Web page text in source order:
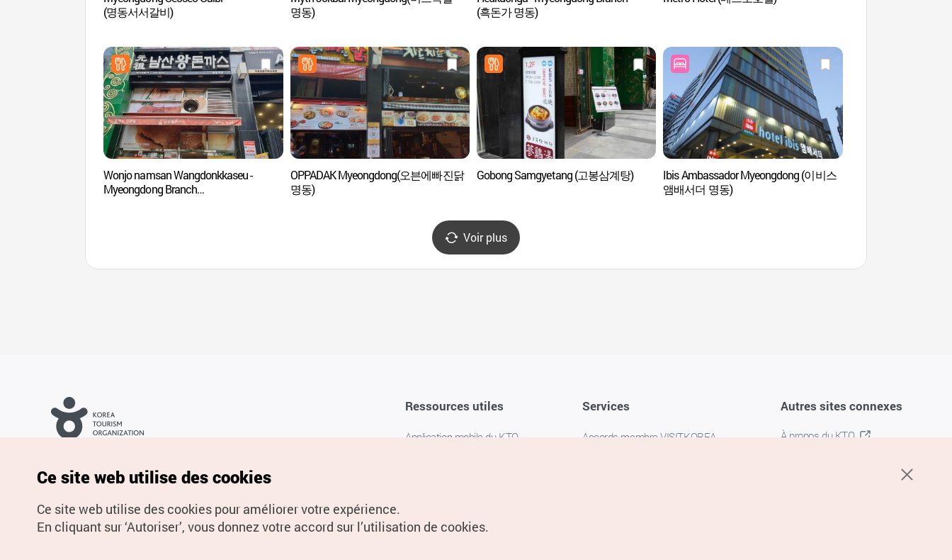
(명동서서갈비)
명동)
(흑돈가 명동)
Wonjo namsan Wangdonkkaseu -
Myeongdong Branch
OPPADAK Myeongdong(오븐에빠진닭
명동)
Gobong Samgyetang (고봉삼계탕)
Ibis Ambassador Myeongdong (이비스
앰배서더 명동)
Voir plus
Ressources utiles
Application mobile du KTO
Services
Accords membre VISITKOREA
Autres sites connexes
À propos du KTO
Pour les rapports d'erreurs et demandes de renseignements,
adressez vos demandes à
Ce site web utilise des cookies
Ce site web utilise des cookies pour améliorer votre expérience.
En cliquant sur ‘Autoriser’, vous donnez votre accord sur l’utilisation de cookies.